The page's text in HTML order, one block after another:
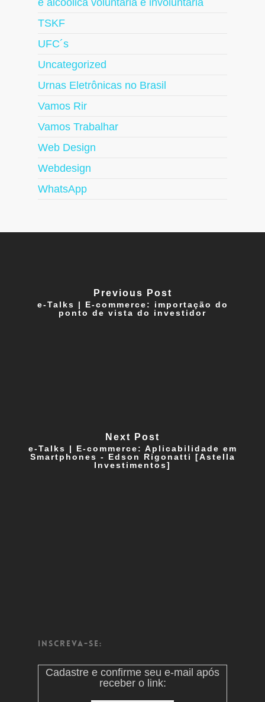
e alcoólica voluntária e involuntária
TSKF
UFC´s
Uncategorized
Urnas Eletrônicas no Brasil
Vamos Rir
Vamos Trabalhar
Web Design
Webdesign
WhatsApp
Previous Post
e-Talks | E-commerce: importação do
ponto de vista do investidor
Next Post
e-Talks | E-commerce: Aplicabilidade em
Smartphones - Edson Rigonatti [Astella
Investimentos]
Inscreva-se:
Cadastre e confirme seu e-mail após
receber o link: